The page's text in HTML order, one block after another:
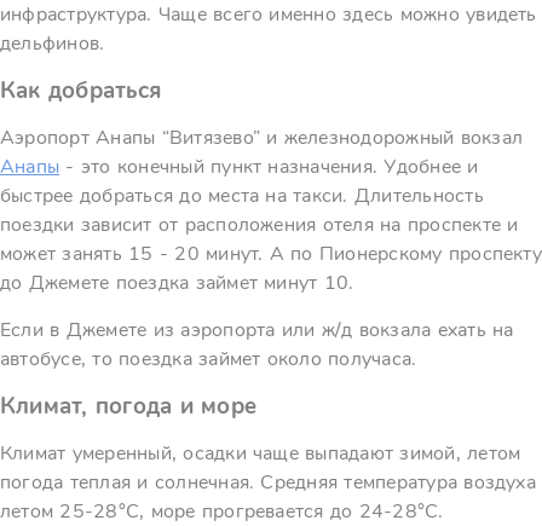
инфраструктура. Чаще всего именно здесь можно увидеть
дельфинов.
Как добраться
Аэропорт Анапы “Витязево” и железнодорожный вокзал
Анапы - это конечный пункт назначения. Удобнее и
быстрее добраться до места на такси. Длительность
поездки зависит от расположения отеля на проспекте и
может занять 15 - 20 минут. А по Пионерскому проспекту
до Джемете поездка займет минут 10.
Если в Джемете из аэропорта или ж/д вокзала ехать на
автобусе, то поездка займет около получаса.
Климат, погода и море
Климат умеренный, осадки чаще выпадают зимой, летом
погода теплая и солнечная. Средняя температура воздуха
летом 25-28°С, море прогревается до 24-28°С.